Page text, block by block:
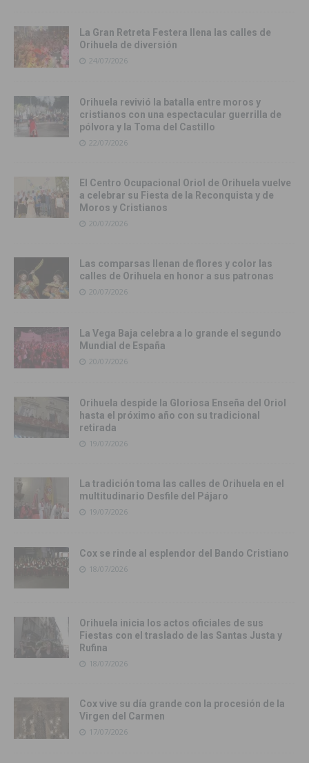
La Gran Retreta Festera llena las calles de
Orihuela de diversión
24/07/2026
Orihuela revivió la batalla entre moros y
cristianos con una espectacular guerrilla de
pólvora y la Toma del Castillo
22/07/2026
El Centro Ocupacional Oriol de Orihuela vuelve
a celebrar su Fiesta de la Reconquista y de
Moros y Cristianos
20/07/2026
Las comparsas llenan de flores y color las
calles de Orihuela en honor a sus patronas
20/07/2026
La Vega Baja celebra a lo grande el segundo
Mundial de España
20/07/2026
Orihuela despide la Gloriosa Enseña del Oriol
hasta el próximo año con su tradicional
retirada
19/07/2026
La tradición toma las calles de Orihuela en el
multitudinario Desfile del Pájaro
19/07/2026
Cox se rinde al esplendor del Bando Cristiano
18/07/2026
Orihuela inicia los actos oficiales de sus
Fiestas con el traslado de las Santas Justa y
Rufina
18/07/2026
Cox vive su día grande con la procesión de la
Virgen del Carmen
17/07/2026